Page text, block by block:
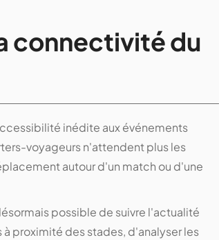
connectivité du
inédite aux événements
voyageurs n'attendent plus les
autour d'un match ou d'une
possible de suivre l'actualité
proximité des stades, d'analyser les